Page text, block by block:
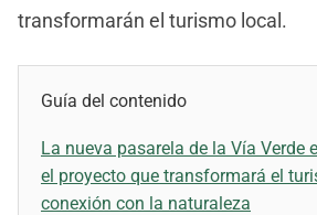
transformarán el turismo local.
Guía del contenido
La nueva pasarela de la Vía Verde
el proyecto que transformará el
conexión con la naturaleza